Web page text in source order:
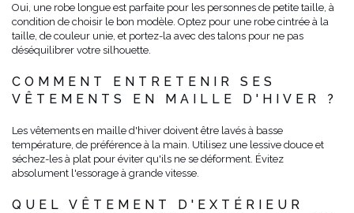
Oui, une robe longue est parfaite pour les personnes de petite taille, à
condition de choisir le bon modèle. Optez pour une robe cintrée à la
taille, de couleur unie, et portez-la avec des talons pour ne pas
déséquilibrer votre silhouette.
COMMENT ENTRETENIR SES
VÊTEMENTS EN MAILLE D'HIVER ?
Les vêtements en maille d'hiver doivent être lavés à basse
température, de préférence à la main. Utilisez une lessive douce et
séchez-les à plat pour éviter qu'ils ne se déforment. Évitez
absolument l'essorage à grande vitesse.
QUEL VÊTEMENT D'EXTÉRIEUR